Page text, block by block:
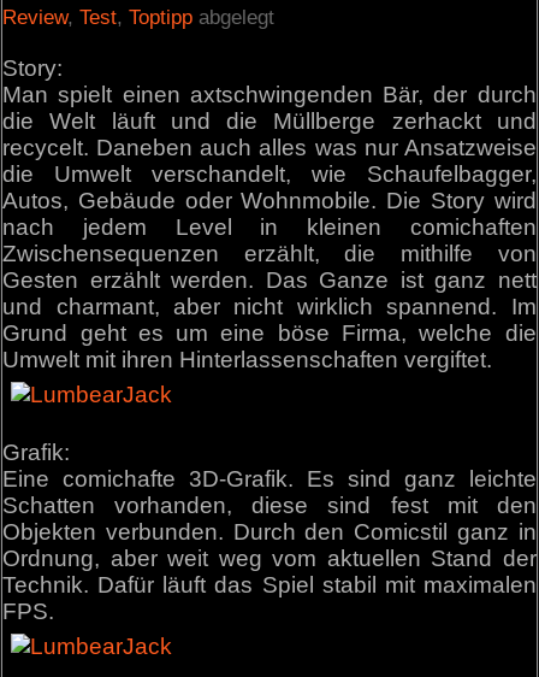
Review,Test,Toptipp abgelegt
Story:
Man spielt einen axtschwingenden Bär, der durch
die Welt läuft und die Müllberge zerhackt und
recycelt. Daneben auch alles was nur Ansatzweise
die Umwelt verschandelt, wie Schaufelbagger,
Autos, Gebäude oder Wohnmobile. Die Story wird
nach jedem Level in kleinen comichaften
Zwischensequenzen erzählt, die mithilfe von
Gesten erzählt werden. Das Ganze ist ganz nett
und charmant, aber nicht wirklich spannend. Im
Grund geht es um eine böse Firma, welche die
Umwelt mit ihren Hinterlassenschaften vergiftet.
Grafik:
Eine comichafte 3D-Grafik. Es sind ganz leichte
Schatten vorhanden, diese sind fest mit den
Objekten verbunden. Durch den Comicstil ganz in
Ordnung, aber weit weg vom aktuellen Stand der
Technik. Dafür läuft das Spiel stabil mit maximalen
FPS.